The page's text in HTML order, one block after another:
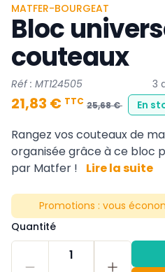
MATFER-BOURGEAT
Bloc
couteaux
Réf : MT124505 3
21,83 € TTC 25,68 € En
Rangez vos couteaux de
organisée grâce à ce bloc
par Matfer !
Lire la suite
Promotions : vous
Quantité
1